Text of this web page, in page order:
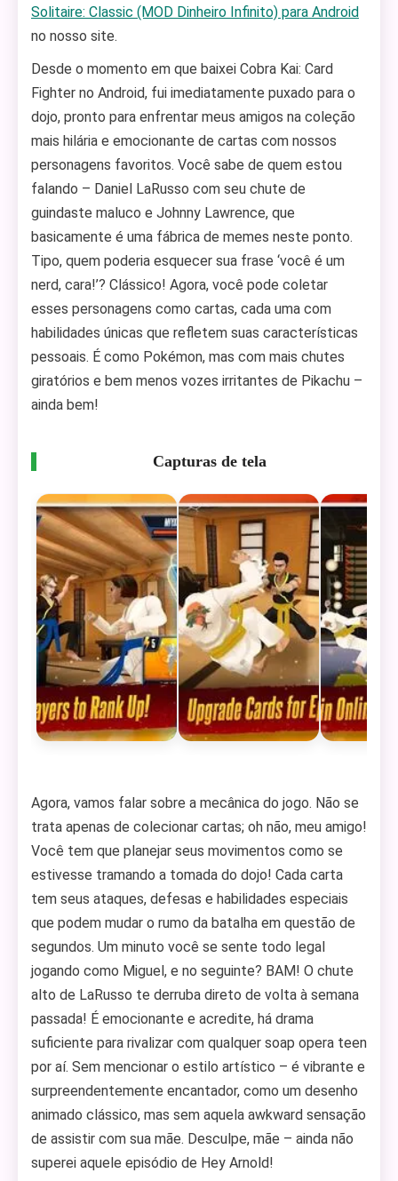
Solitaire: Classic (MOD Dinheiro Infinito) para Android
no nosso site.
Desde o momento em que baixei Cobra Kai: Card
Fighter no Android, fui imediatamente puxado para o
dojo, pronto para enfrentar meus amigos na coleção
mais hilária e emocionante de cartas com nossos
personagens favoritos. Você sabe de quem estou
falando – Daniel LaRusso com seu chute de
guindaste maluco e Johnny Lawrence, que
basicamente é uma fábrica de memes neste ponto.
Tipo, quem poderia esquecer sua frase ‘você é um
nerd, cara!’? Clássico! Agora, você pode coletar
esses personagens como cartas, cada uma com
habilidades únicas que refletem suas características
pessoais. É como Pokémon, mas com mais chutes
giratórios e bem menos vozes irritantes de Pikachu –
ainda bem!
Capturas de tela
Agora, vamos falar sobre a mecânica do jogo. Não se
trata apenas de colecionar cartas; oh não, meu amigo!
Você tem que planejar seus movimentos como se
estivesse tramando a tomada do dojo! Cada carta
tem seus ataques, defesas e habilidades especiais
que podem mudar o rumo da batalha em questão de
segundos. Um minuto você se sente todo legal
jogando como Miguel, e no seguinte? BAM! O chute
alto de LaRusso te derruba direto de volta à semana
passada! É emocionante e acredite, há drama
suficiente para rivalizar com qualquer soap opera teen
por aí. Sem mencionar o estilo artístico – é vibrante e
surpreendentemente encantador, como um desenho
animado clássico, mas sem aquela awkward sensação
de assistir com sua mãe. Desculpe, mãe – ainda não
superei aquele episódio de Hey Arnold!